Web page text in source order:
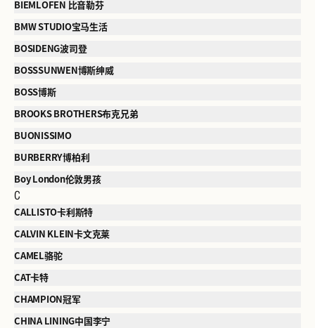
BIEMLOFEN 比音勒芬
BMW STUDIO宝马生活
BOSIDENG波司登
BOSSSUNWEN博斯绅威
BOSS博斯
BROOKS BROTHERS布克兄弟
BUONISSIMO
BURBERRY博柏利
Boy London伦敦男孩
C
CALLISTO卡利斯特
CALVIN KLEIN卡文克莱
CAMEL骆驼
CAT卡特
CHAMPION冠军
CHINA LINING中国李宁